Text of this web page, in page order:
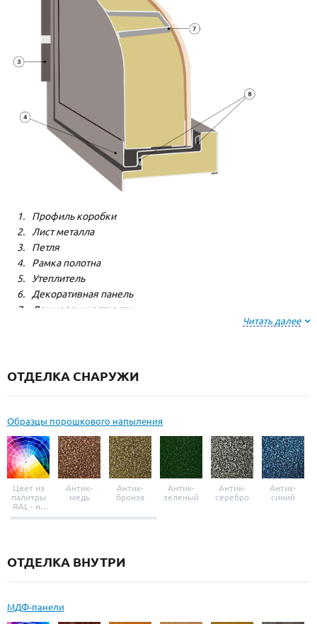
Профиль коробки
Лист металла
Петля
Рамка полотна
Утеплитель
Декоративная панель
Лонжерон жесткости
Читать далее
ОТДЕЛКА СНАРУЖИ
Образцы порошкового напыления
Цвет из
палитры
RAL - на
выбор
Антик-
медь
Антик-
бронза
Антик-
зеленый
Антик-
серебро
Антик-
синий
ОТДЕЛКА ВНУТРИ
МДФ-панели